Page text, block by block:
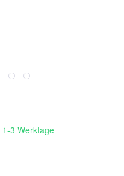
3 Werktage